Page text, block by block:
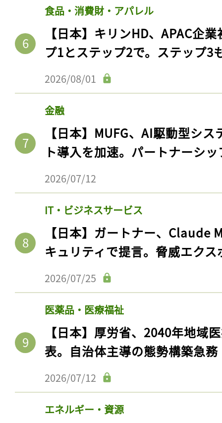
食品・消費財・アパレル
【日本】キリンHD、APAC企
プ1とステップ2で。ステップ3
2026/08/01
金融
【日本】MUFG、AI駆動型シ
ト導入を加速。パートナーシ
2026/07/12
IT・ビジネスサービス
【日本】ガートナー、Claude
キュリティで提言。脅威エク
2026/07/25
医薬品・医療福祉
【日本】厚労省、2040年地域
表。自治体主導の態勢構築急務
2026/07/12
エネルギー・資源